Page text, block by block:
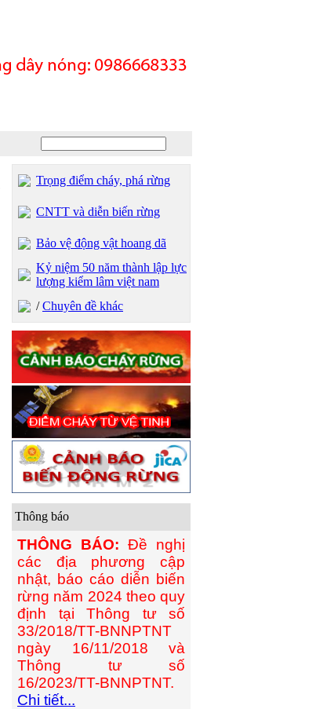
Trọng điểm cháy, phá rừng
CNTT và diễn biến rừng
Bảo vệ động vật hoang dã
Kỷ niệm 50 năm thành lập lực
lượng kiểm lâm việt nam
/Chuyên đề khác
Thông báo
THÔNG BÁO: Đề nghị
các địa phương cập
nhật, báo cáo diễn biến
rừng năm 2024 theo quy
định tại Thông tư số
33/2018/TT-BNNPTNT
ngày 16/11/2018 và
Thông tư số
16/2023/TT-BNNPTNT.
Chi tiết...